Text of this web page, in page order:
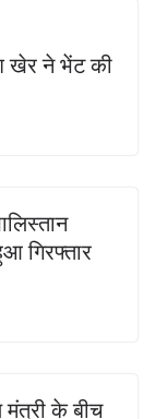
खेर ने भेंट की
गिरफ्तार
मंत्री के बीच